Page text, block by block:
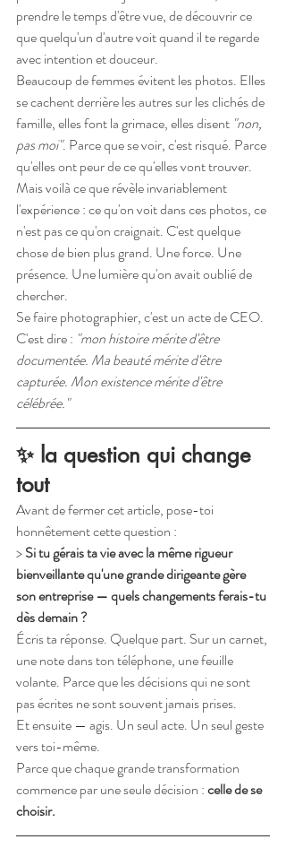
prendre le temps d'être vue, de découvrir ce
que quelqu'un d'autre voit quand il te regarde
avec intention et douceur.
Beaucoup de femmes évitent les photos. Elles
se cachent derrière les autres sur les clichés de
famille, elles font la grimace, elles disent "non,
pas moi". Parce que se voir, c'est risqué. Parce
qu'elles ont peur de ce qu'elles vont trouver.
Mais voilà ce que révèle invariablement
l'expérience : ce qu'on voit dans ces photos, ce
n'est pas ce qu'on craignait. C'est quelque
chose de bien plus grand. Une force. Une
présence. Une lumière qu'on avait oublié de
chercher.
Se faire photographier, c'est un acte de CEO.
C'est dire : "mon histoire mérite d'être
documentée. Ma beauté mérite d'être
capturée. Mon existence mérite d'être
célébrée."
✨ la question qui change
tout
Avant de fermer cet article, pose-toi
honnêtement cette question :
> Si tu gérais ta vie avec la même rigueur
bienveillante qu'une grande dirigeante gère
son entreprise — quels changements ferais-tu
dès demain ?
Écris ta réponse. Quelque part. Sur un carnet,
une note dans ton téléphone, une feuille
volante. Parce que les décisions qui ne sont
pas écrites ne sont souvent jamais prises.
Et ensuite — agis. Un seul acte. Un seul geste
vers toi-même.
Parce que chaque grande transformation
commence par une seule décision : celle de se
choisir.